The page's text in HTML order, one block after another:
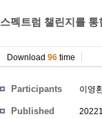
스펙트럼 챌린지를
Download 96 time
Participants 이영
Published